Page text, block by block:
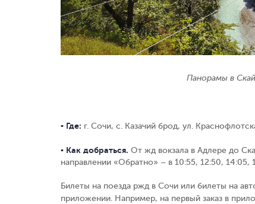
Панорамы в
▪ Где: г. Сочи, с. Казачий брод, ул.
▪ Как добраться. От жд вокзала в Адлере до
направлении «Обратно» – в 10:55, 12:50, 14:05,
Билеты на поезда ржд в Сочи или билеты на
приложении. Например, на первый заказ в